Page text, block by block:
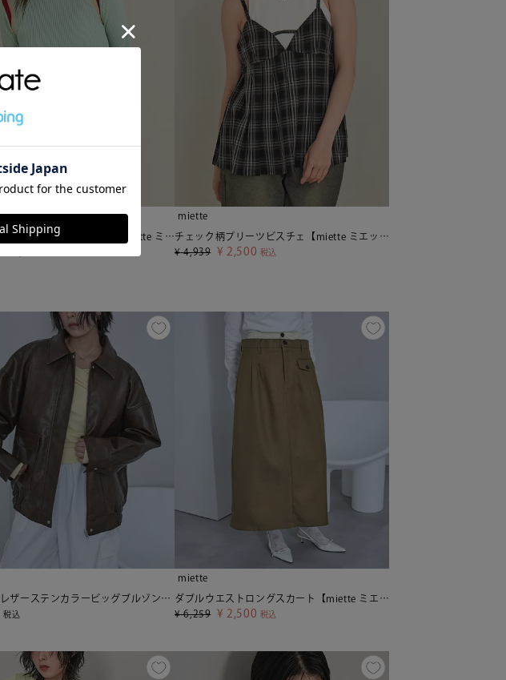
マルチカラーデザインリブニット【miette ミエット】
miette
チェック柄プリーツビスチェ【miette ミエット】【メール便可／100】
¥ 4,939 ¥ 2,500 税込
フェイクレザーステンカラービッグブルゾン【miette ミエット】
税込
miette
ダブルウエストロングスカート【miette ミエット】
¥ 6,259 ¥ 2,500 税込